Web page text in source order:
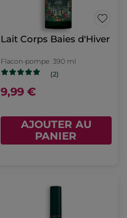
Lait Corps Baies d'Hiver
Flacon-pompe 390 ml
(2)
9,99 €
AJOUTER AU
PANIER